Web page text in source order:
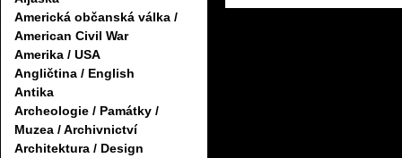
Americká občanská válka /
American Civil War
Amerika / USA
Angličtina / English
Antika
Archeologie / Památky /
Muzea / Archivnictví
Architektura / Design